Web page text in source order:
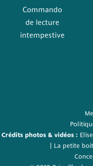
Commando
de lecture
intempestive
Crédits photos & vidéos :
La petite